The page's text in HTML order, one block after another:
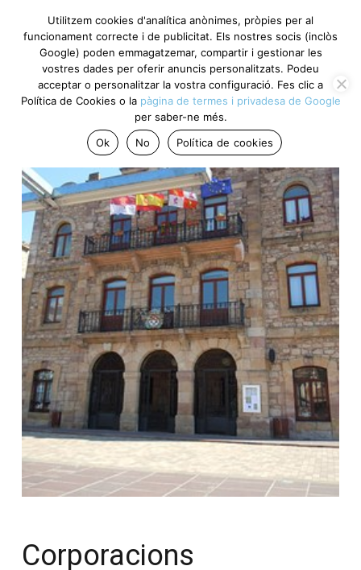
Corporacions
Utilitzem cookies d'analítica anònimes, pròpies per al
funcionament correcte i de publicitat. Els nostres socis (inclòs
Google) poden emmagatzemar, compartir i gestionar les
vostres dades per oferir anuncis personalitzats. Podeu
acceptar o personalitzar la vostra configuració. Fes clic a
Política de Cookies o la pàgina de termes i privadesa de Google
per saber-ne més.
Ok
No Política de cookies